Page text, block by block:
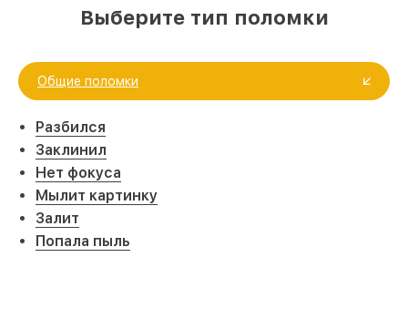
Выберите тип поломки
Общие поломки
Разбился
Заклинил
Нет фокуса
Мылит картинку
Залит
Попала пыль